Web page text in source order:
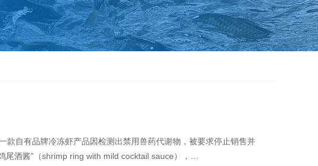
自有品牌冷冻虾产品因检测出禁用兽药代谢物，被要求停止销售并
酒酱”（shrimp ring with mild cocktail sauce），…